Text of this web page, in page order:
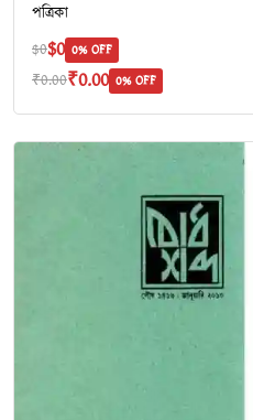
পত্রিকা
$0$0 0% OFF
₹0.00₹0.00 0% OFF